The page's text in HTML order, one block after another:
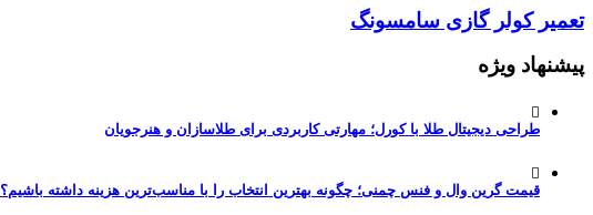
تعمیر کولر گازی سامسونگ
پیشنهاد ویژه
طراحی دیجیتال طلا با کورل؛ مهارتی کاربردی برای طلاسازان و هنرجویان
قیمت گرین وال و فنس چمنی؛ چگونه بهترین انتخاب را با مناسب‌ترین هزینه داشته باشیم؟